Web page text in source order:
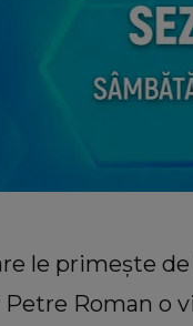
le primește
Roman o